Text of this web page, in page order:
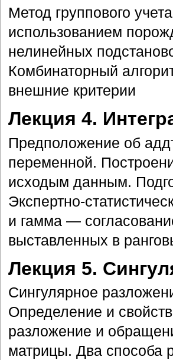
Метод группового
использованием
нелинейных
Комбинаторный
внешние критерии
Лекция 4.
Предположение об
переменной.
исходым данным.
Экспертно-
и гамма —
выставленных в
Лекция 5.
Сингулярное
Определение и
разложение и
матрицы. Два способа